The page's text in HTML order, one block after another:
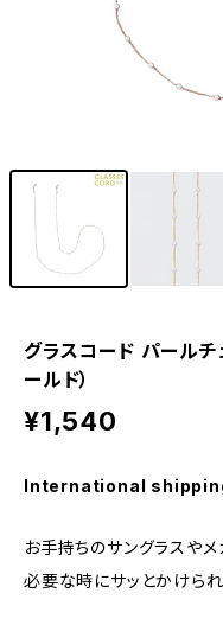
グラスコード パール
ールド）
¥1,540
International
お手持ちのサングラスやメ
必要な時にサッとかけら